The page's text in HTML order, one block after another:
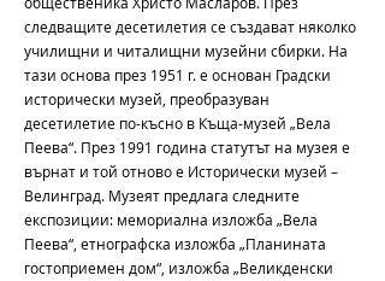
следващите десетилетия се създават няколко
училищни и читалищни музейни сбирки. На
тази основа през 1951 г. е основан Градски
исторически музей, преобразуван
десетилетие по-късно в Къща-музей „Вела
Пеева“. През 1991 година статутът на музея е
върнат и той отново е Исторически музей –
Велинград. Музеят предлага следните
експозиции: мемориална изложба „Вела
Пеева“, етнографска изложба „Планината
гостоприемен дом“, изложба „Великденски